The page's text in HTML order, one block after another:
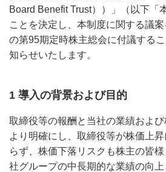
Board Benefit Trust））」（以下「
ことを決定し、本制度に関する議
の第95期定時株主総会に付議する
知らせいたします。
1 導入の背景および目的
取締役等の報酬と当社の業績およ
より明確にし、取締役等が株価上
らず、株価下落リスクも株主の皆
社グループの中長期的な業績の向